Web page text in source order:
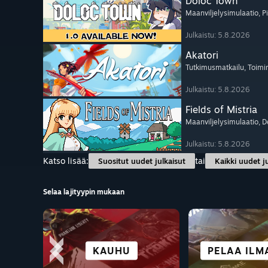
Maanviljelysimulaatio,
Julkaistu: 5.8.2026
Akatori
Tutkimusmatkailu,
Julkaistu: 5.8.2026
Fields of Mistria
Maanviljelysimulaatio,
Julkaistu: 5.8.2026
Katso lisää:
Suositut uudet julkaisut tai Kaikki uudet
Selaa lajityypin mukaan
KAUHU PELAA
TAISTELU
YHTEISTYÖ KAIKKI
SEIKKAILU VISUAL